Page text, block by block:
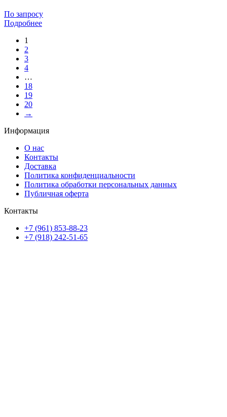
По запросу
Подробнее
1
2
3
4
…
18
19
20
→
Информация
О нас
Контакты
Доставка
Политика конфиденциальности
Политика обработки персональных данных
Публичная оферта
Контакты
+7 (961) 853-88-23
+7 (918) 242-51-65